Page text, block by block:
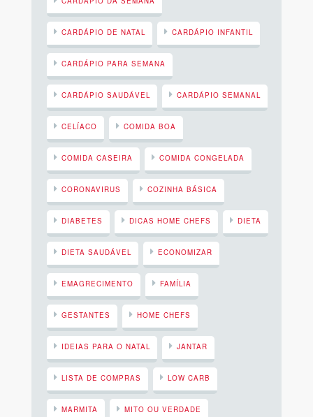
CARDÁPIO DE NATAL CARDÁPIO INFANTIL
CARDÁPIO PARA SEMANA
CARDÁPIO SAUDÁVEL CARDÁPIO SEMANAL
CELÍACO COMIDA BOA
COMIDA CASEIRA COMIDA CONGELADA
CORONAVIRUS COZINHA BÁSICA
DIABETES DICAS HOME CHEFS DIETA
DIETA SAUDÁVEL ECONOMIZAR
EMAGRECIMENTO FAMÍLIA
GESTANTES HOME CHEFS
IDEIAS PARA O NATAL JANTAR
LISTA DE COMPRAS LOW CARB
MARMITA MITO OU VERDADE